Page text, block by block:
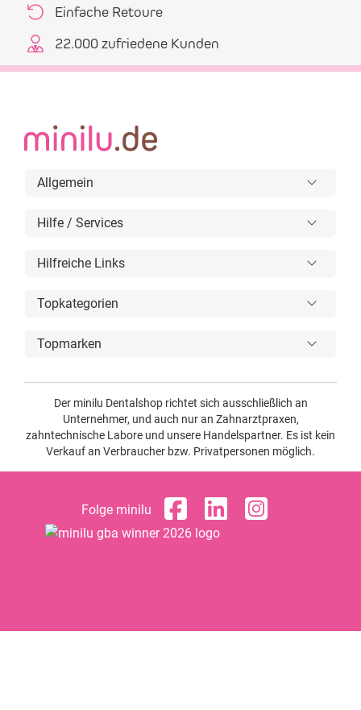
Einfache Retoure
22.000 zufriedene Kunden
Allgemein
Hilfe / Services
Hilfreiche Links
Topkategorien
Topmarken
Der minilu Dentalshop richtet sich ausschließlich an
Unternehmer, und auch nur an Zahnarztpraxen,
zahntechnische Labore und unsere Handelspartner. Es ist kein
Verkauf an Verbraucher bzw. Privatpersonen möglich.
Folge minilu